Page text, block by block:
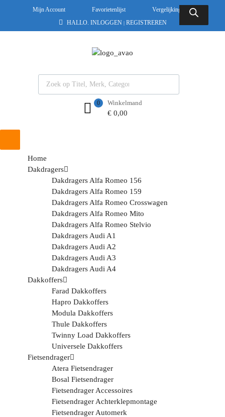
Mijn Account Favorietenlijst
Vergelijkingslijst
HALLO. INLOGGEN | REGISTREREN
Winkelmand
€0,00
0
Home
Dakdragers
Dakdragers Alfa Romeo 156
Dakdragers Alfa Romeo 159
Dakdragers Alfa Romeo Crosswagen
Dakdragers Alfa Romeo Mito
Dakdragers Alfa Romeo Stelvio
Dakdragers Audi A1
Dakdragers Audi A2
Dakdragers Audi A3
Dakdragers Audi A4
Dakkoffers
Farad Dakkoffers
Hapro Dakkoffers
Modula Dakkoffers
Thule Dakkoffers
Twinny Load Dakkoffers
Universele Dakkoffers
Fietsendrager
Atera Fietsendrager
Bosal Fietsendrager
Fietsendrager Accessoires
Fietsendrager Achterklepmontage
Fietsendrager Automerk